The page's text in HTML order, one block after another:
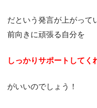
だという発言が上がって
前向きに頑張る自分を
しっかりサポートしてく
がいいのでしょう！